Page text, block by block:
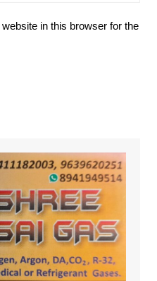
in this browser for the